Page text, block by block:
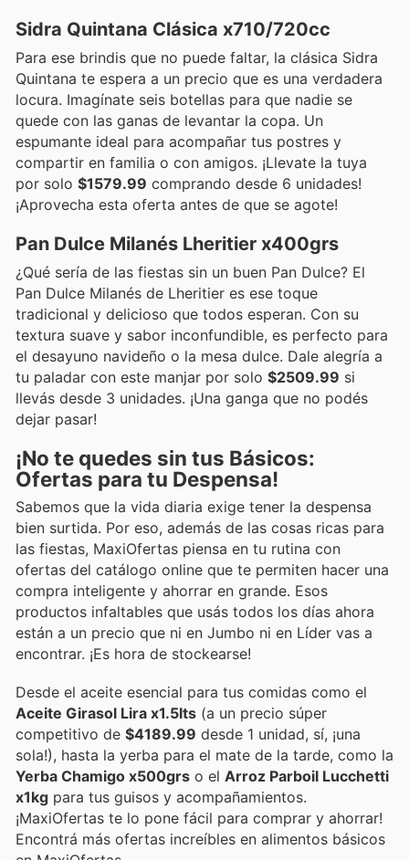
Sidra Quintana Clásica x710/720cc
Para ese brindis que no puede faltar, la clásica Sidra
Quintana te espera a un precio que es una verdadera
locura. Imagínate seis botellas para que nadie se
quede con las ganas de levantar la copa. Un
espumante ideal para acompañar tus postres y
compartir en familia o con amigos. ¡Llevate la tuya
por solo $1579.99 comprando desde 6 unidades!
¡Aprovecha esta oferta antes de que se agote!
Pan Dulce Milanés Lheritier x400grs
¿Qué sería de las fiestas sin un buen Pan Dulce? El
Pan Dulce Milanés de Lheritier es ese toque
tradicional y delicioso que todos esperan. Con su
textura suave y sabor inconfundible, es perfecto para
el desayuno navideño o la mesa dulce. Dale alegría a
tu paladar con este manjar por solo $2509.99 si
llevás desde 3 unidades. ¡Una ganga que no podés
dejar pasar!
¡No te quedes sin tus Básicos:
Ofertas para tu Despensa!
Sabemos que la vida diaria exige tener la despensa
bien surtida. Por eso, además de las cosas ricas para
las fiestas, MaxiOfertas piensa en tu rutina con
ofertas del catálogo online que te permiten hacer una
compra inteligente y ahorrar en grande. Esos
productos infaltables que usás todos los días ahora
están a un precio que ni en Jumbo ni en Líder vas a
encontrar. ¡Es hora de stockearse!
Desde el aceite esencial para tus comidas como el
Aceite Girasol Lira x1.5lts (a un precio súper
competitivo de $4189.99 desde 1 unidad, sí, ¡una
sola!), hasta la yerba para el mate de la tarde, como la
Yerba Chamigo x500grs o el Arroz Parboil Lucchetti
x1kg para tus guisos y acompañamientos.
¡MaxiOfertas te lo pone fácil para comprar y ahorrar!
Encontrá más ofertas increíbles en alimentos básicos